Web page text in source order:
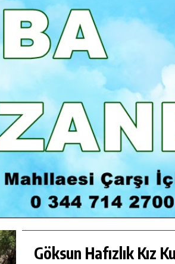
Göksun Hafızlık Kız
HABER AKIŞI
MARAŞ KAMPINDA